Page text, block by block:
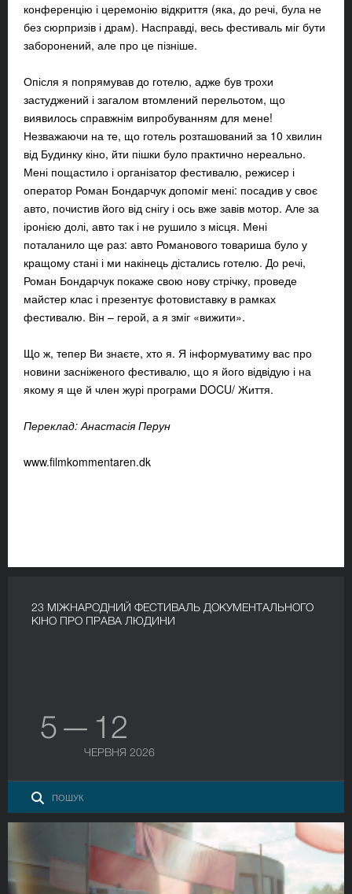
конференцію і церемонію відкриття (яка, до речі, була не
без сюрпризів і драм). Насправді, весь фестиваль міг бути
заборонений, але про це пізніше.
Опісля я попрямував до готелю, адже був трохи
застуджений і загалом втомлений перельотом, що
виявилось справжнім випробуванням для мене!
Незважаючи на те, що готель розташований за 10 хвилин
від Будинку кіно, йти пішки було практично нереально.
Мені пощастило і організатор фестивалю, режисер і
оператор Роман Бондарчук допоміг мені: посадив у своє
авто, почистив його від снігу і ось вже завів мотор. Але за
іронією долі, авто так і не рушило з місця. Мені
поталанило ще раз: авто Романового товариша було у
кращому стані і ми накінець дістались готелю. До речі,
Роман Бондарчук покаже свою нову стрічку, проведе
майстер клас і презентує фотовиставку в рамках
фестивалю. Він – герой, а я зміг «вижити».
Що ж, тепер Ви знаєте, хто я. Я інформуватиму вас про
новини засніженого фестивалю, що я його відвідую і на
якому я ще й член журі програми DOCU/ Життя.
Переклад: Анастасія Перун
www.filmkommentaren.dk
23 МІЖНАРОДНИЙ ФЕСТИВАЛЬ ДОКУМЕНТАЛЬНОГО
КІНО ПРО ПРАВА ЛЮДИНИ
5 — 12
ЧЕРВНЯ 2026